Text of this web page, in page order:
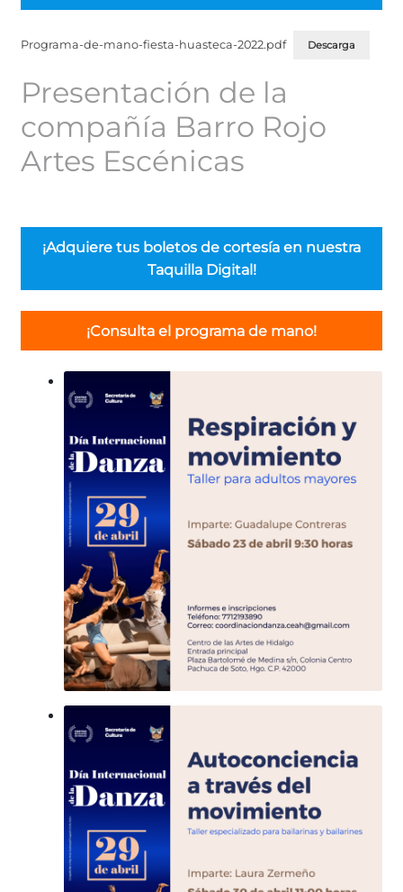
Programa-de-mano-fiesta-huasteca-2022.pdf Descarga
Presentación de la
compañía Barro Rojo
Artes Escénicas
¡Adquiere tus boletos de cortesía en nuestra
Taquilla Digital!
¡Consulta el programa de mano!